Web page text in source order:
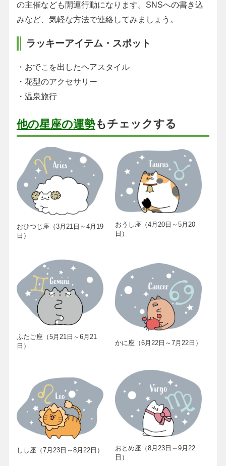
の主催なども開運行動になります。SNSへの書き込
みなど、気軽な方法で連絡してみましょう。
ラッキーアイテム・スポット
・おでこを出したヘアスタイル
・花型のアクセサリー
・温泉旅行
他の星座の運勢もチェックする
おひつじ座（3月21日～4月19
日）
おうし座（4月20日～5月20
日）
ふたご座（5月21日～6月21
日）
かに座（6月22日～7月22日）
しし座（7月23日～8月22日）
おとめ座（8月23日～9月22
日）